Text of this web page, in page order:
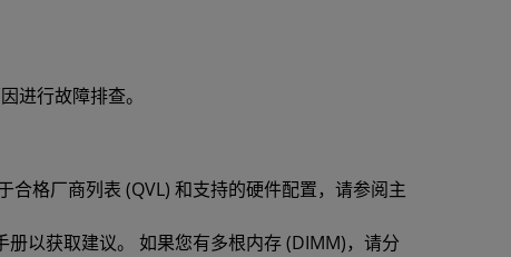
进行故障排查。
格厂商列表 (QVL) 和支持的硬件配置，请参阅主
以获取建议。 如果您有多根内存 (DIMM)，请分